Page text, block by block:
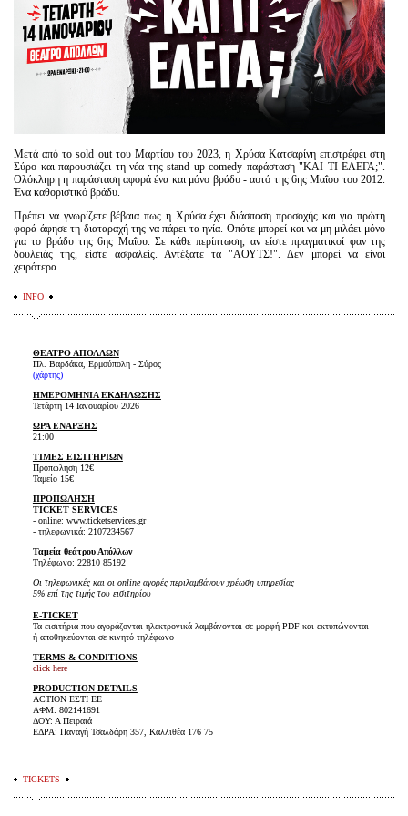
Είσοδος διαχειριστή
Μετά από το sold out του Μαρτίου του 2023, η Χρύσα Κατσαρίνη επιστρέφει στη
Σύρο και παρουσιάζει τη νέα της stand up comedy παράσταση "ΚΑΙ ΤΙ ΕΛΕΓΑ;".
Ολόκληρη η παράσταση αφορά ένα και μόνο βράδυ - αυτό της 6ης Μαΐου του 2012.
Ένα καθοριστικό βράδυ.
Πρέπει να γνωρίζετε βέβαια πως η Χρύσα έχει διάσπαση προσοχής και για πρώτη
φορά άφησε τη διαταραχή της να πάρει τα ηνία. Οπότε μπορεί και να μη μιλάει μόνο
για το βράδυ της 6ης Μαΐου. Σε κάθε περίπτωση, αν είστε πραγματικοί φαν της
δουλειάς της, είστε ασφαλείς. Αντέξατε τα "ΑΟΥΤΣ!". Δεν μπορεί να είναι
χειρότερα.
INFO
ΘΕΑΤΡΟ ΑΠΟΛΛΩΝ
Πλ. Βαρδάκα, Ερμούπολη - Σύρος
(χάρτης)
ΗΜΕΡΟΜΗΝΙΑ ΕΚΔΗΛΩΣΗΣ
Τετάρτη 14 Ιανουαρίου 2026
ΩΡΑ ΕΝΑΡΞΗΣ
21:00
ΤΙΜΕΣ ΕΙΣΙΤΗΡΙΩΝ
Προπώληση 12€
Ταμείο 15€
ΠΡΟΠΩΛΗΣΗ
TICKET SERVICES
- online: www.ticketservices.gr
- τηλεφωνικά: 2107234567
Ταμεία θεάτρου Απόλλων
Τηλέφωνο: 22810 85192
Οι τηλεφωνικές και οι online αγορές περιλαμβάνουν χρέωση υπηρεσίας
5% επί της τιμής του εισιτηρίου
E-TICKET
Τα εισιτήρια που αγοράζονται ηλεκτρονικά λαμβάνονται σε μορφή PDF και εκτυπώνονται
ή αποθηκεύονται σε κινητό τηλέφωνο
TERMS & CONDITIONS
click here
PRODUCTION DETAILS
ACTION ΕΣΤΙ ΕΕ
ΑΦΜ: 802141691
ΔΟΥ: Α Πειραιά
ΕΔΡΑ: Παναγή Τσαλδάρη 357, Καλλιθέα 176 75
TICKETS